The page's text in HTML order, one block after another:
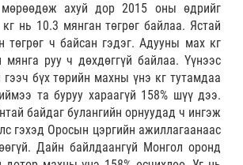
ахуй дор 2015 оны өдрийг
нь 10.3 мянган төгрөг байлаа. Ястай
төгрөг ч байсан гэдэг. Адууны мах кг
мянга руу ч дөхдөггүй байлаа. Үүнээс
бүх төрийн махны үнэ кг тутамдаа
та буруу хараагүй 158% шүү дээ.
байдаг булангийн орнуудад ч ингэж
гэхэд Оросын цэргийн ажиллагаанаас
Дайн байлдаангүй Монгол оронд